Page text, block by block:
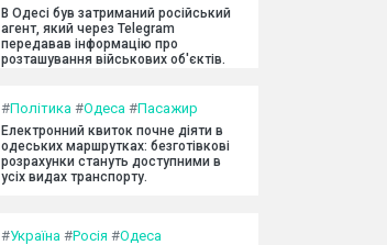
В Одесі був затриманий російський
агент, який через Telegram
передавав інформацію про
розташування військових об'єктів.
#Політика #Одеса #Пасажир
Електронний квиток почне діяти в
одеських маршрутках: безготівкові
розрахунки стануть доступними в
усіх видах транспорту.
#Україна #Росія #Одеса